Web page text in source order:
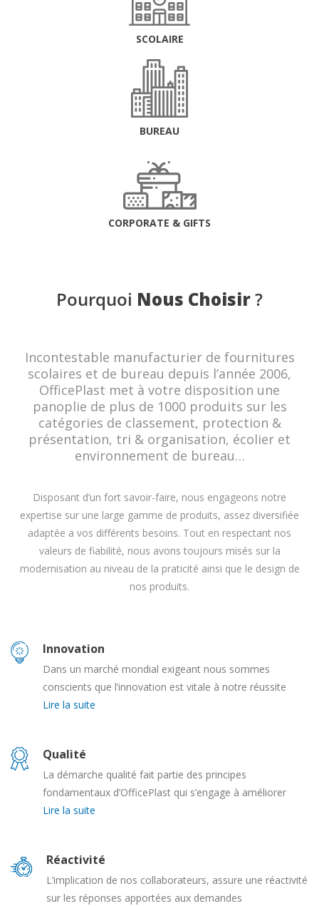
SCOLAIRE
BUREAU
CORPORATE & GIFTS
Pourquoi Nous Choisir?
Incontestable manufacturier de fournitures
scolaires et de bureau depuis l’année 2006,
OfficePlast met à votre disposition une
panoplie de plus de 1000 produits sur les
catégories de classement, protection &
présentation, tri & organisation, écolier et
environnement de bureau…
Disposant d’un fort savoir-faire, nous engageons notre
expertise sur une large gamme de produits, assez diversifiée
adaptée a vos différents besoins. Tout en respectant nos
valeurs de fiabilité, nous avons toujours misés sur la
modernisation au niveau de la praticité ainsi que le design de
nos produits.
Innovation
Dans un marché mondial exigeant nous sommes
conscients que l’innovation est vitale à notre réussite
Lire la suite
Qualité
La démarche qualité fait partie des principes
fondamentaux d’OfficePlast qui s’engage à améliorer
Lire la suite
Réactivité
L’implication de nos collaborateurs, assure une réactivité
sur les réponses apportées aux demandes